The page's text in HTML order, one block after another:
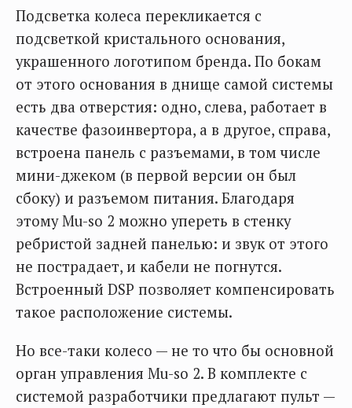
Подсветка колеса перекликается с
подсветкой кристального основания,
украшенного логотипом бренда. По бокам
от этого основания в днище самой системы
есть два отверстия: одно, слева, работает в
качестве фазоинвертора, а в другое, справа,
встроена панель с разъемами, в том числе
мини-джеком (в первой версии он был
сбоку) и разъемом питания. Благодаря
этому Mu-so 2 можно упереть в стенку
ребристой задней панелью: и звук от этого
не пострадает, и кабели не погнутся.
Встроенный DSP позволяет компенсировать
такое расположение системы.
Но все-таки колесо — не то что бы основной
орган управления Mu-so 2. В комплекте с
системой разработчики предлагают пульт —